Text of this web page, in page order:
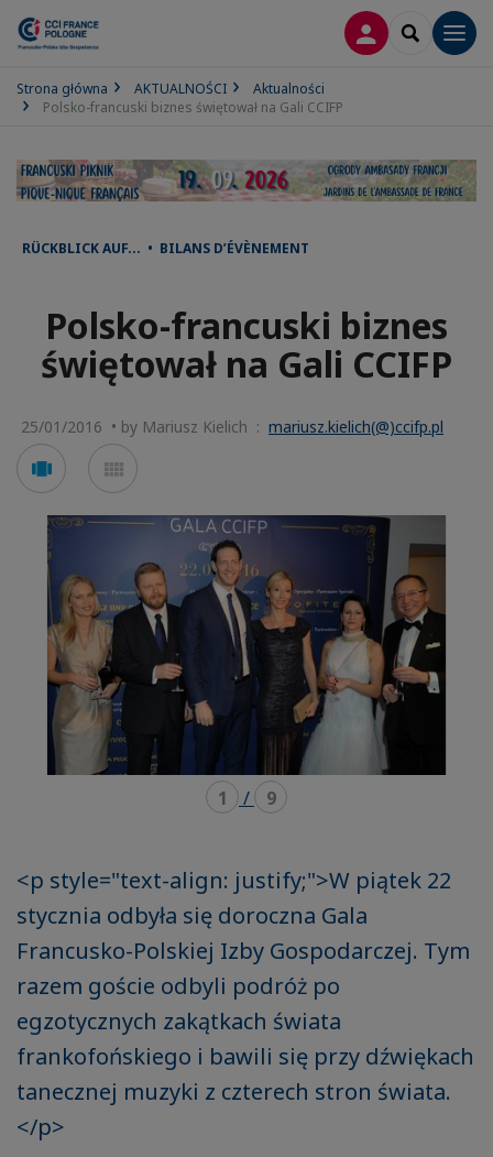
LOGOWANIE
SEARCH
Strona główna AKTUALNOŚCI
Aktualności
Polsko-francuski biznes świętował na Gali CCIFP
RÜCKBLICK AUF... • BILANS D’ÉVÈNEMENT
Polsko-francuski biznes
świętował na Gali CCIFP
25/01/2016 • by Mariusz Kielich : mariusz.kielich(@)ccifp.pl
Voir
en
carousel
en
mosaïque
1 / 9
<p style="text-align: justify;">W piątek 22
stycznia odbyła się doroczna Gala
Francusko-Polskiej Izby Gospodarczej. Tym
razem goście odbyli podróż po
egzotycznych zakątkach świata
frankofońskiego i bawili się przy dźwiękach
tanecznej muzyki z czterech stron świata.
</p>